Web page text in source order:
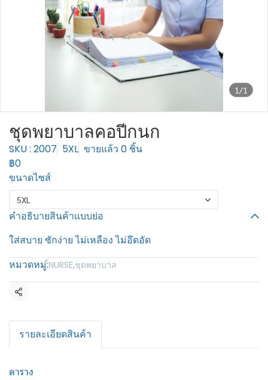
1/1
ชุดพยาบาลคอปีกนก
SKU : 2007 5XL ขายแล้ว 0 ชิ้น
฿0
ขนาดไซส์
5XL
คำอธิบายสินค้าแบบย่อ
ใส่สบาย ซักง่าย ไม่เหลือง ไม่อึดอัด
หมวดหมู่:์NURSE,ชุดพยาบาล
แชร์
รายละเอียดสินค้า
ตาราง